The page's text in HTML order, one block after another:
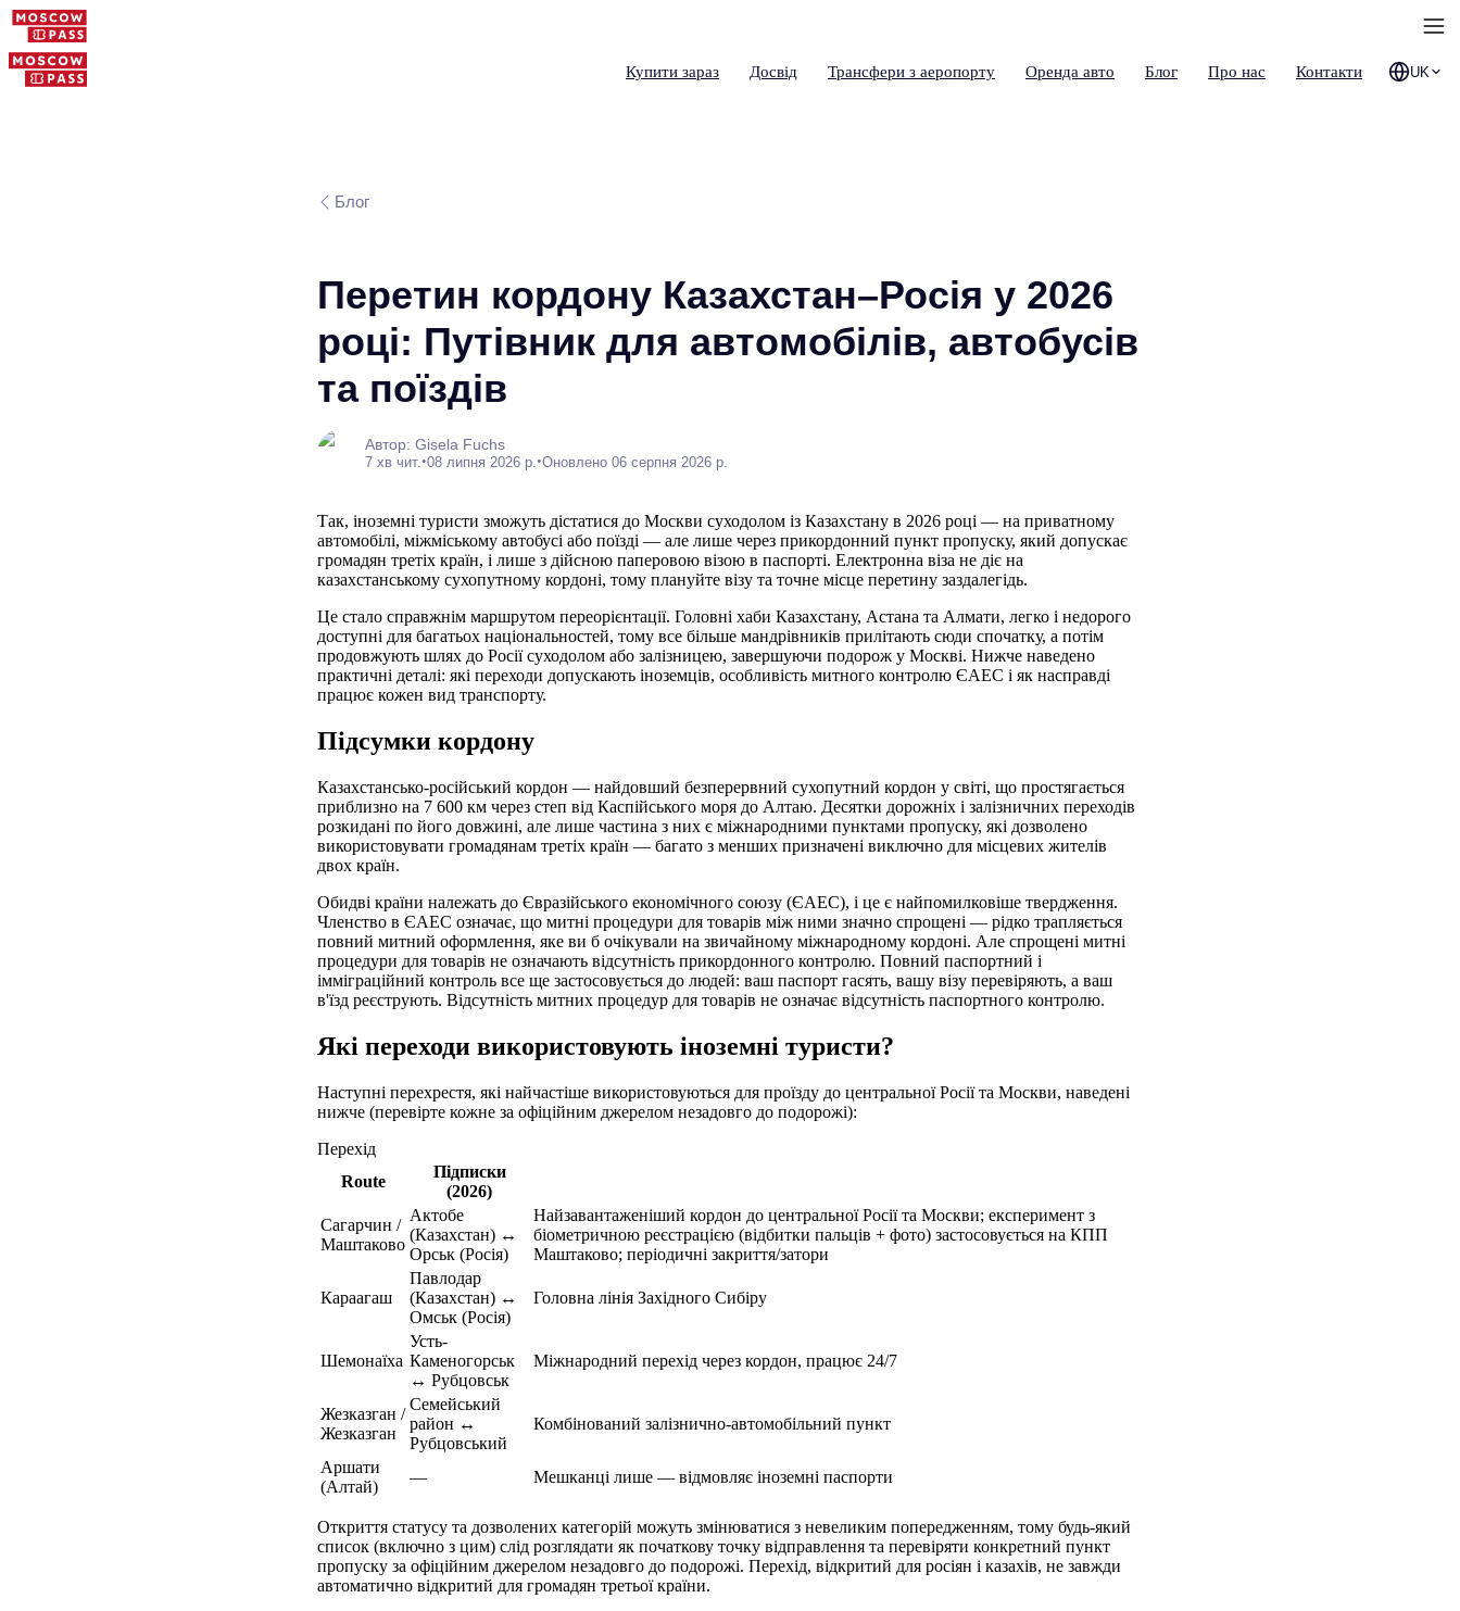
Купити зараз Досвід Трансфери з аеропорту Оренда авто Блог Про нас Контакти UK
Блог
Перетин кордону Казахстан–Росія у 2026
році: Путівник для автомобілів, автобусів
та поїздів
Автор: Gisela Fuchs
7 хв чит. •08 липня 2026 р. •Оновлено 06 серпня 2026 р.
Так, іноземні туристи зможуть дістатися до Москви суходолом із Казахстану в 2026 році — на приватному
автомобілі, міжміському автобусі або поїзді — але лише через прикордонний пункт пропуску, який допускає
громадян третіх країн, і лише з дійсною паперовою візою в паспорті. Електронна віза не діє на
казахстанському сухопутному кордоні, тому плануйте візу та точне місце перетину заздалегідь.
Це стало справжнім маршрутом переорієнтації. Головні хаби Казахстану, Астана та Алмати, легко і недорого
доступні для багатьох національностей, тому все більше мандрівників прилітають сюди спочатку, а потім
продовжують шлях до Росії суходолом або залізницею, завершуючи подорож у Москві. Нижче наведено
практичні деталі: які переходи допускають іноземців, особливість митного контролю ЄАЕС і як насправді
працює кожен вид транспорту.
Підсумки кордону
Казахстансько-російський кордон — найдовший безперервний сухопутний кордон у світі, що простягається
приблизно на 7 600 км через степ від Каспійського моря до Алтаю. Десятки дорожніх і залізничних переходів
розкидані по його довжині, але лише частина з них є міжнародними пунктами пропуску, які дозволено
використовувати громадянам третіх країн — багато з менших призначені виключно для місцевих жителів
двох країн.
Обидві країни належать до Євразійського економічного союзу (ЄАЕС), і це є найпомилковіше твердження.
Членство в ЄАЕС означає, що митні процедури для товарів між ними значно спрощені — рідко трапляється
повний митний оформлення, яке ви б очікували на звичайному міжнародному кордоні. Але спрощені митні
процедури для товарів не означають відсутність прикордонного контролю. Повний паспортний і
імміграційний контроль все ще застосовується до людей: ваш паспорт гасять, вашу візу перевіряють, а ваш
в'їзд реєструють. Відсутність митних процедур для товарів не означає відсутність паспортного контролю.
Які переходи використовують іноземні туристи?
Наступні перехрестя, які найчастіше використовуються для проїзду до центральної Росії та Москви, наведені
нижче (перевірте кожне за офіційним джерелом незадовго до подорожі):
Перехід
Route
Підписки
(2026)
Сагарчин /
Маштаково
Актобе
(Казахстан) ↔
Орськ (Росія)
Найзавантаженіший кордон до центральної Росії та Москви; експеримент з
біометричною реєстрацією (відбитки пальців + фото) застосовується на КПП
Маштаково; періодичні закриття/затори
Караагаш
Павлодар
(Казахстан) ↔
Омськ (Росія)
Головна лінія Західного Сибіру
Шемонаїха
Усть-
Каменогорськ
↔ Рубцовськ
Міжнародний перехід через кордон, працює 24/7
Жезказган /
Жезказган
Семейський
район ↔
Рубцовський
Комбінований залізнично-автомобільний пункт
Аршати
(Алтай)
— Мешканці лише — відмовляє іноземні паспорти
Откриття статусу та дозволених категорій можуть змінюватися з невеликим попередженням, тому будь-який
список (включно з цим) слід розглядати як початкову точку відправлення та перевіряти конкретний пункт
пропуску за офіційним джерелом незадовго до подорожі. Перехід, відкритий для росіян і казахів, не завжди
автоматично відкритий для громадян третьої країни.